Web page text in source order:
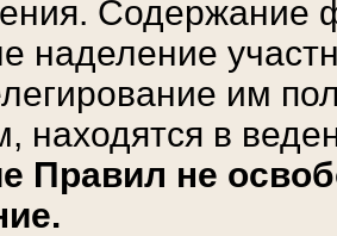
Содержание
наделение
им
находятся в
Правил не